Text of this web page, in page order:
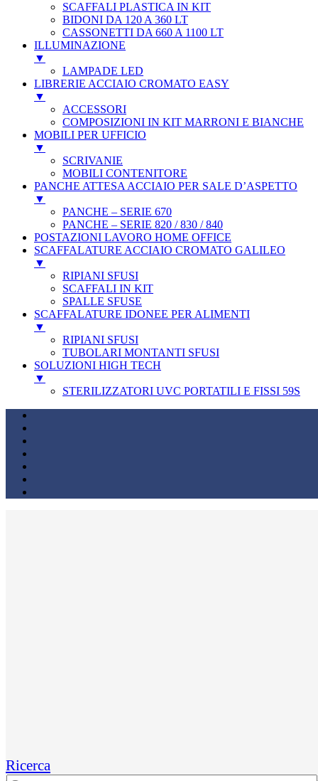
SCAFFALI PLASTICA IN KIT
BIDONI DA 120 A 360 LT
CASSONETTI DA 660 A 1100 LT
ILLUMINAZIONE
▼
LAMPADE LED
LIBRERIE ACCIAIO CROMATO EASY
▼
ACCESSORI
COMPOSIZIONI IN KIT MARRONI E BIANCHE
MOBILI PER UFFICIO
▼
SCRIVANIE
MOBILI CONTENITORE
PANCHE ATTESA ACCIAIO PER SALE D’ASPETTO
▼
PANCHE – SERIE 670
PANCHE – SERIE 820 / 830 / 840
POSTAZIONI LAVORO HOME OFFICE
SCAFFALATURE ACCIAIO CROMATO GALILEO
▼
RIPIANI SFUSI
SCAFFALI IN KIT
SPALLE SFUSE
SCAFFALATURE IDONEE PER ALIMENTI
▼
RIPIANI SFUSI
TUBOLARI MONTANTI SFUSI
SOLUZIONI HIGH TECH
▼
STERILIZZATORI UVC PORTATILI E FISSI 59S
Ricerca